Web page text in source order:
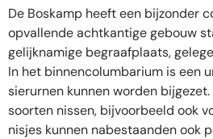
De Boskamp heeft een bijzonder
opvallende achtkantige gebouw
gelijknamige begraafplaats,
In het binnencolumbarium is een
sierurnen kunnen worden
soorten nissen, bijvoorbeeld ook
nisjes kunnen nabestaanden ook